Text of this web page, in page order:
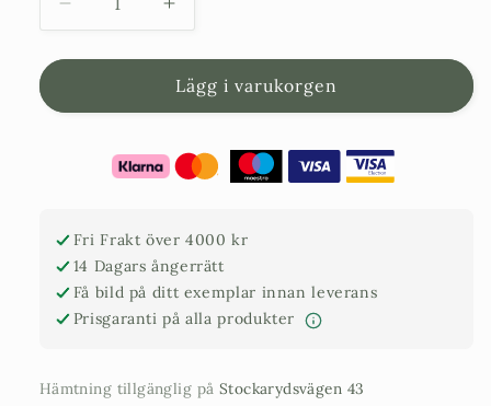
Minska
kvantitet
för
Kruka
80
Öka
kvantitet
för
Stor
Kruka
Elite
-
80
cm
Lägg i varukorgen
Fri Frakt över 4000 kr
14 Dagars ångerrätt
Få bild på ditt exemplar innan leverans
Prisgaranti på alla produkter
Hämtning tillgänglig på Stockarydsvägen 43